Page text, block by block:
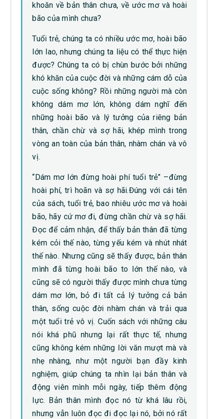
khoăn về bản thân chưa, về ước mơ và hoài
bão của mình chưa?
Tuổi trẻ, chúng ta có nhiều ước mơ, hoài bão
lớn lao, nhưng chúng ta liệu có thể thực hiện
được? Chúng ta có bị chùn bước bởi những
khó khăn của cuộc đời và những cám dỗ của
cuộc sống không? Rồi những người mà còn
không dám mơ lớn, không dám nghĩ đến
những hoài bão và lý tưởng của riêng bản
thân, chần chừ và sợ hãi, khép mình trong
vòng an toàn của bản thân, nhàm chán và vô
vị.
“Dám mơ lớn đừng hoài phí tuổi trẻ” –đừng
hoài phí, trì hoãn và sợ hãi.Đúng với cái tên
của sách, tuổi trẻ, bao nhiêu ước mơ và hoài
bão, hãy cứ mơ đi, đừng chần chừ và sợ hãi.
Đọc để cảm nhận, để thấy bản thân đã từng
kém cỏi thế nào, từng yếu kém và nhút nhát
thế nào. Nhưng cũng sẽ thấy được, bản thân
mình đã từng hoài bão to lớn thế nào, và
cũng sẽ có người thấy được mình chưa từng
dám mơ lớn, bỏ đi tất cả lý tưởng cả bản
thân, sống cuộc đời nhàm chán và trải qua
một tuổi trẻ vô vị. Cuốn sách với những câu
nói khá phũ nhưng lại rất thực tế, nhưng
cũng không kém những lời văn mượt mà và
nhẹ nhàng, như một người bạn đầy kinh
nghiệm, giúp chúng ta nhìn lại bản thân và
động viên mình mỗi ngày, tiếp thêm động
lực. Bản thân mình đọc nó từ khá lâu rồi,
nhưng vẫn luôn đọc đi đọc lại nó, bởi nó rất